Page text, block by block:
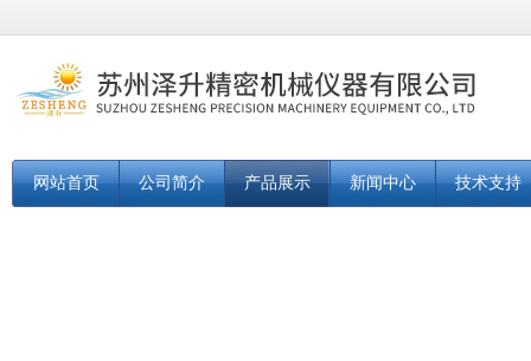
网站首页 公司简介 产品展示 新闻中心 技术支持